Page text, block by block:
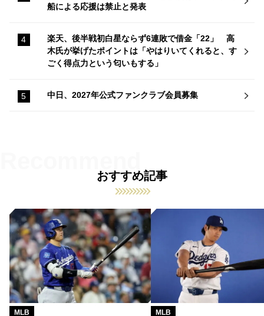
船による応援は禁止と発表
楽天、後半戦初白星ならず6連敗で借金「22」 高
木氏が挙げたポイントは「やはりいてくれると、す
ごく得点力という匂いもする」
中日、2027年公式ファンクラブ会員募集
おすすめ記事
MLB MLB